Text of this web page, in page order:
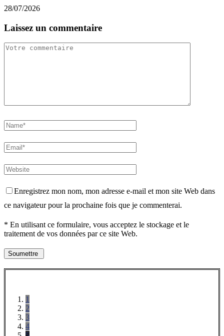
28/07/2026
Laissez un commentaire
Enregistrez mon nom, mon adresse e-mail et mon site Web dans
ce navigateur pour la prochaine fois que je commenterai.
* En utilisant ce formulaire, vous acceptez le stockage et le
traitement de vos données par ce site Web.
1
2
3
4